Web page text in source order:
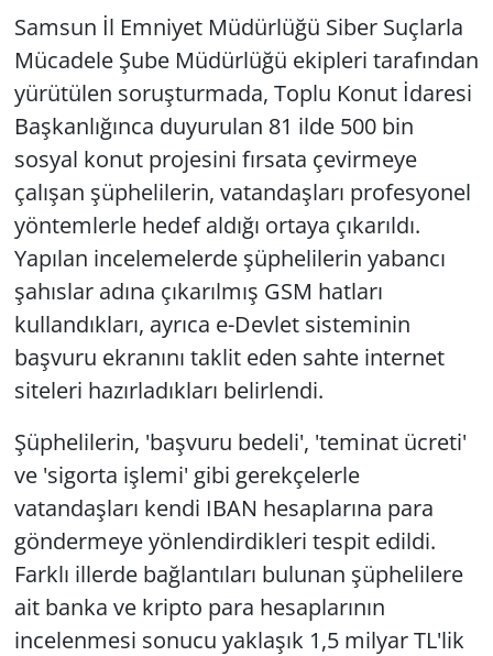
Samsun İl Emniyet Müdürlüğü Siber Suçlarla
Mücadele Şube Müdürlüğü ekipleri tarafından
yürütülen soruşturmada, Toplu Konut İdaresi
Başkanlığınca duyurulan 81 ilde 500 bin
sosyal konut projesini fırsata çevirmeye
çalışan şüphelilerin, vatandaşları profesyonel
yöntemlerle hedef aldığı ortaya çıkarıldı.
Yapılan incelemelerde şüphelilerin yabancı
şahıslar adına çıkarılmış GSM hatları
kullandıkları, ayrıca e-Devlet sisteminin
başvuru ekranını taklit eden sahte internet
siteleri hazırladıkları belirlendi.
Şüphelilerin, 'başvuru bedeli', 'teminat ücreti'
ve 'sigorta işlemi' gibi gerekçelerle
vatandaşları kendi IBAN hesaplarına para
göndermeye yönlendirdikleri tespit edildi.
Farklı illerde bağlantıları bulunan şüphelilere
ait banka ve kripto para hesaplarının
incelenmesi sonucu yaklaşık 1,5 milyar TL'lik